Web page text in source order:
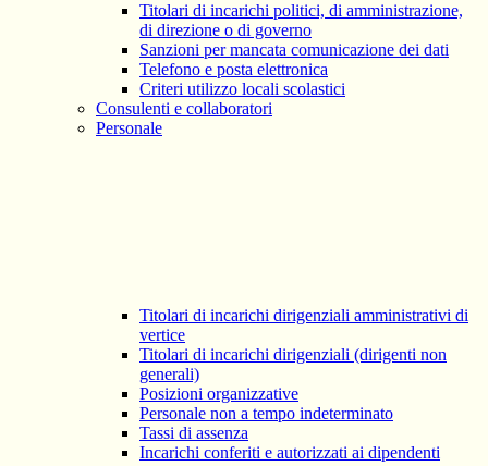
Titolari di incarichi politici, di amministrazione,
di direzione o di governo
Sanzioni per mancata comunicazione dei dati
Telefono e posta elettronica
Criteri utilizzo locali scolastici
Consulenti e collaboratori
Personale
Titolari di incarichi dirigenziali amministrativi di
vertice
Titolari di incarichi dirigenziali (dirigenti non
generali)
Posizioni organizzative
Personale non a tempo indeterminato
Tassi di assenza
Incarichi conferiti e autorizzati ai dipendenti